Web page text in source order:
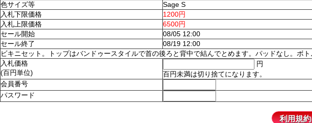
色サイズ等
Sage S
入札下限価格
1200円
入札上限価格
6500円
セール開始
08/05 12:00
セール終了
08/19 12:00
ビキニセット。トップはバンドゥースタイルで首の後ろと背中で結んでとめます。パッドなし。ボ
入札価格
(百円単位)
円
百円未満は切り捨てになります。
会員番号
パスワード